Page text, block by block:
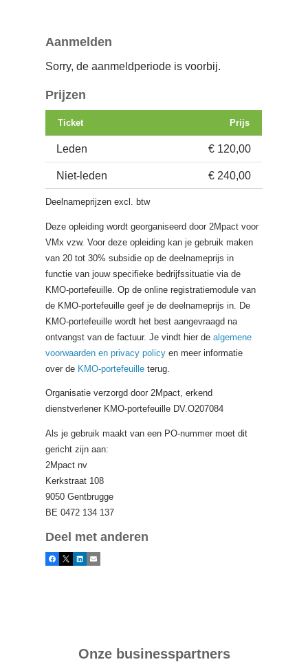
Aanmelden
Sorry, de aanmeldperiode is voorbij.
Prijzen
Ticket Prijs
Leden € 120,00
Niet-leden € 240,00
Deelnameprijzen excl. btw
Deze opleiding wordt georganiseerd door 2Mpact voor
VMx vzw. Voor deze opleiding kan je gebruik maken
van 20 tot 30% subsidie op de deelnameprijs in
functie van jouw specifieke bedrijfssituatie via de
KMO-portefeuille. Op de online registratiemodule van
de KMO-portefeuille geef je de deelnameprijs in. De
KMO-portefeuille wordt het best aangevraagd na
ontvangst van de factuur. Je vindt hier dealgemene
voorwaarden en privacy policy en meer informatie
over de KMO-portefeuilleterug.
Organisatie verzorgd door 2Mpact, erkend
dienstverlener KMO-portefeuille DV.O207084
Als je gebruik maakt van een PO-nummer moet dit
gericht zijn aan:
2Mpact nv
Kerkstraat 108
9050 Gentbrugge
BE 0472 134 137
Deel met anderen
Facebook
X LinkedInE-mail
Onze businesspartners